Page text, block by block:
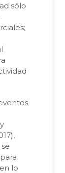
sólo
lo